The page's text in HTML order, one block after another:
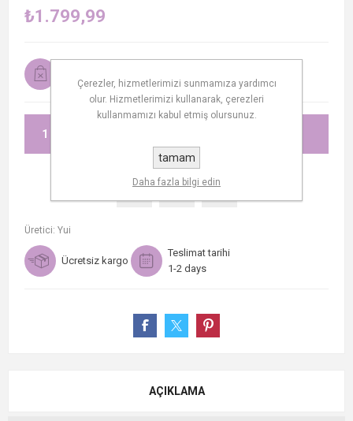
₺1.799,99
Üretici: Yui
Ücretsiz kargo
Teslimat tarihi
1-2 days
AÇIKLAMA
Çerezler, hizmetlerimizi sunmamıza yardımcı
olur. Hizmetlerimizi kullanarak, çerezleri
kullanmamızı kabul etmiş olursunuz.
tamam
Daha fazla bilgi edin